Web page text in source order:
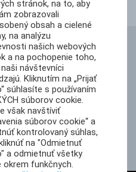
stránok, na to, aby
zobrazovali
obsah a cielené
na analýzu
našich webových
a na pochopenie toho,
návštevníci
Kliknutím na „Prijať
súhlasíte s používaním
súborov cookie.
však navštíviť
súborov cookie“ a
kontrolovaný súhlas,
na "Odmietnuť
a odmietnuť všetky
okrem funkčnych.